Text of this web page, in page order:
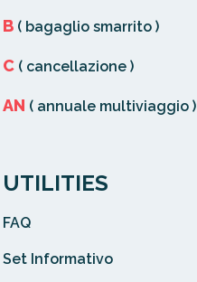
B( bagaglio smarrito )
C( cancellazione )
AN ( annuale multiviaggio )
UTILITIES
FAQ
Set Informativo